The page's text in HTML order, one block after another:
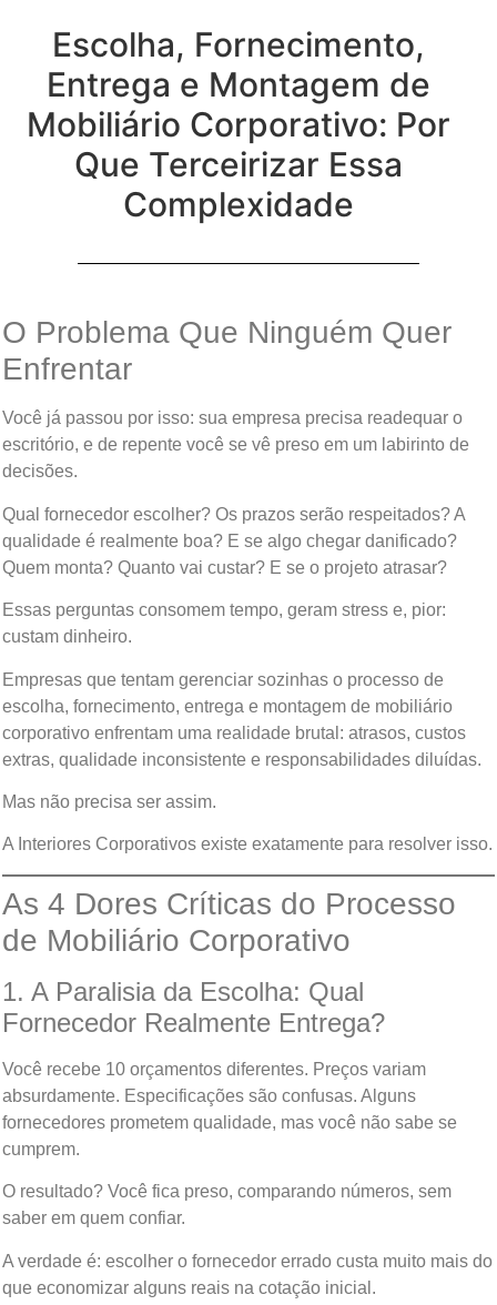
Escolha, Fornecimento,
Entrega e Montagem de
Mobiliário Corporativo: Por
Que Terceirizar Essa
Complexidade
O Problema Que Ninguém Quer
Enfrentar
Você já passou por isso: sua empresa precisa readequar o
escritório, e de repente você se vê preso em um labirinto de
decisões.
Qual fornecedor escolher? Os prazos serão respeitados? A
qualidade é realmente boa? E se algo chegar danificado?
Quem monta? Quanto vai custar? E se o projeto atrasar?
Essas perguntas consomem tempo, geram stress e, pior:
custam dinheiro.
Empresas que tentam gerenciar sozinhas o processo de
escolha, fornecimento, entrega e montagem de mobiliário
corporativo enfrentam uma realidade brutal: atrasos, custos
extras, qualidade inconsistente e responsabilidades diluídas.
Mas não precisa ser assim.
A Interiores Corporativos existe exatamente para resolver isso.
As 4 Dores Críticas do Processo
de Mobiliário Corporativo
1. A Paralisia da Escolha: Qual
Fornecedor Realmente Entrega?
Você recebe 10 orçamentos diferentes. Preços variam
absurdamente. Especificações são confusas. Alguns
fornecedores prometem qualidade, mas você não sabe se
cumprem.
O resultado? Você fica preso, comparando números, sem
saber em quem confiar.
A verdade é: escolher o fornecedor errado custa muito mais do
que economizar alguns reais na cotação inicial.